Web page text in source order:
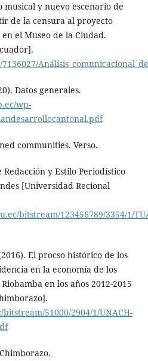
y nuevo escenario de
de la censura al proyecto
el Museo de la Ciudad.
Datos generales.
wp-
communities. Verso.
y Estilo Periodístico
[Universidad Recional
bitstream/123456789/3354/1/
El procso histórico de los
en la economía de los
en los años 2012-2015
51000/2904/1/UNACH-